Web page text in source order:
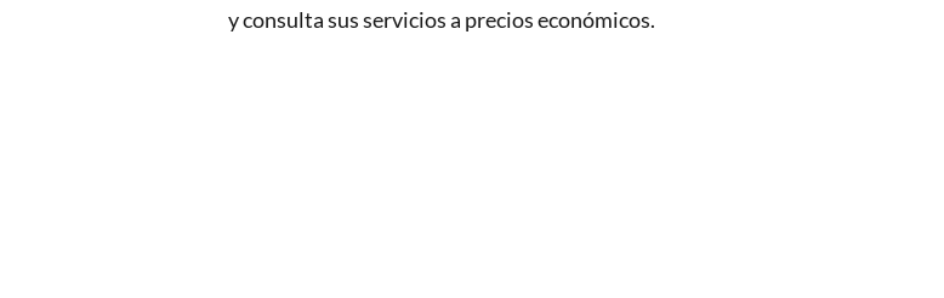
y consulta sus servicios a precios económicos.